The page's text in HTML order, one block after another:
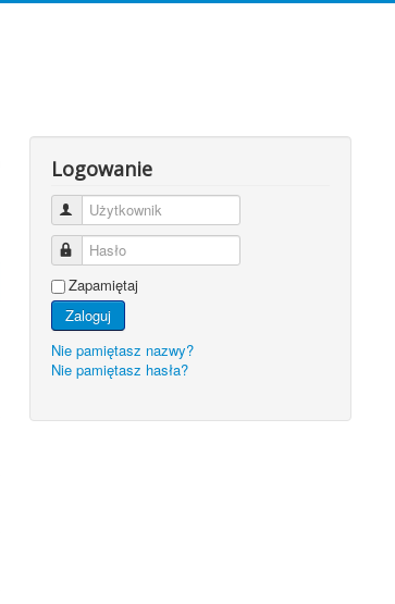
Logowanie
Użytkownik
Hasło
Zapamiętaj
Zaloguj
Nie pamiętasz nazwy?
Nie pamiętasz hasła?